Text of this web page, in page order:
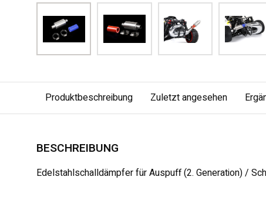
Produktbeschreibung Zuletzt angesehen
BESCHREIBUNG
Edelstahlschalldämpfer für Auspuff (2. Generation) /